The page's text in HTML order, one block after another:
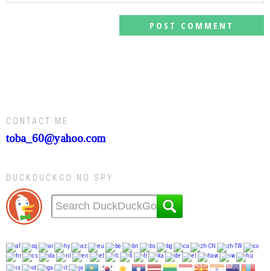
CONTACT ME
toba_60@yahoo.com
DUCKDUCKGO NO SPY